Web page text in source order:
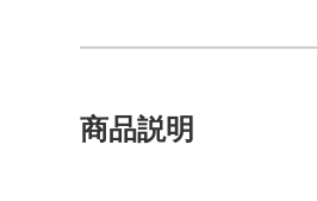
商品説明